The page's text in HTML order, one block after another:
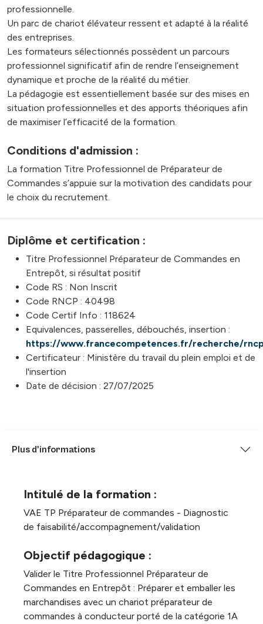
professionnelle.
Un parc de chariot élévateur ressent et adapté à la réalité
des entreprises.
Les formateurs sélectionnés possèdent un parcours
professionnel significatif afin de rendre l’enseignement
dynamique et proche de la réalité du métier.
La pédagogie est essentiellement basée sur des mises en
situation professionnelles et des apports théoriques afin
de maximiser l’efficacité de la formation.
Conditions d'admission :
La formation Titre Professionnel de Préparateur de
Commandes s’appuie sur la motivation des candidats pour
le choix du recrutement.
Diplôme et certification :
Titre Professionnel Préparateur de Commandes en
Entrepôt, si résultat positif
Code RS : Non Inscrit
Code RNCP : 40498
Code Certif Info : 118624
Equivalences, passerelles, débouchés, insertion :
https://www.francecompetences.fr/recherche/
Certificateur : Ministère du travail du plein emploi et de
l'insertion
Date de décision : 27/07/2025
Plus d'informations
Intitulé de la formation :
VAE TP Préparateur de commandes - Diagnostic
de faisabilité/accompagnement/validation
Objectif pédagogique :
Valider le Titre Professionnel Préparateur de
Commandes en Entrepôt : Préparer et emballer les
marchandises avec un chariot préparateur de
commandes à conducteur porté de la catégorie 1A